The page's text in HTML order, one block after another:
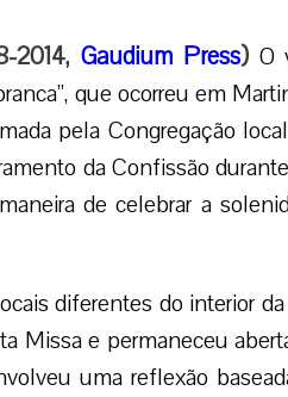
2014, Gaudium Press) O
que ocorreu em
pela Congregação
da Confissão
de celebrar a
diferentes do interior
Missa e permaneceu
uma reflexão